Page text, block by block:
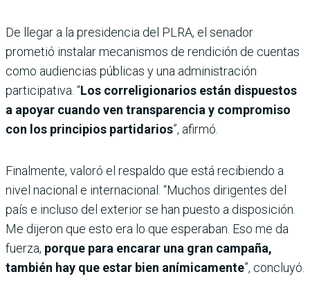
De llegar a la presidencia del PLRA, el senador
prometió instalar mecanismos de rendición de cuentas
como audiencias públicas y una administración
participativa. “Los correligionarios están dispuestos
a apoyar cuando ven transparencia y compromiso
con los principios partidarios”, afirmó.
Finalmente, valoró el respaldo que está recibiendo a
nivel nacional e internacional. “Muchos dirigentes del
país e incluso del exterior se han puesto a disposición.
Me dijeron que esto era lo que esperaban. Eso me da
fuerza, porque para encarar una gran campaña,
también hay que estar bien anímicamente”, concluyó.